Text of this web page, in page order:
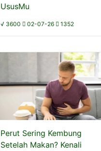
UsusMu
√ 3600 02-07-26 1352
Perut Sering Kembung
Setelah Makan? Kenali